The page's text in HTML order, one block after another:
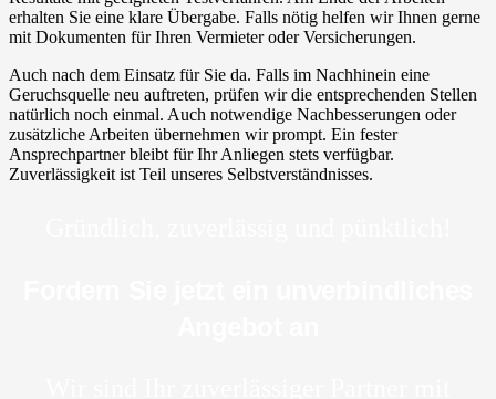
erhalten Sie eine klare Übergabe. Falls nötig helfen wir Ihnen gerne
mit Dokumenten für Ihren Vermieter oder Versicherungen.
Auch nach dem Einsatz für Sie da. Falls im Nachhinein eine
Geruchsquelle neu auftreten, prüfen wir die entsprechenden Stellen
natürlich noch einmal. Auch notwendige Nachbesserungen oder
zusätzliche Arbeiten übernehmen wir prompt. Ein fester
Ansprechpartner bleibt für Ihr Anliegen stets verfügbar.
Zuverlässigkeit ist Teil unseres Selbstverständnisses.